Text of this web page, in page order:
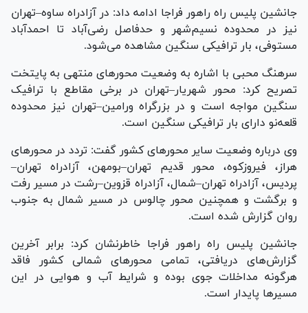
جانشین پلیس راه راهور فراجا ادامه داد: در آزادراه ساوه–تهران
نیز در محدوده نسیم‌شهر و حدفاصل رضی‌آباد تا احمدآباد
مستوفی، بار ترافیکی سنگین مشاهده می‌شود.
سرهنگ محبی با اشاره به وضعیت محور‌های منتهی به پایتخت
تصریح کرد: محور شهریار–تهران در برخی مقاطع با ترافیک
سنگین مواجه است و در بزرگراه ورامین–تهران نیز محدوده
قلعه‌نو دارای بار ترافیکی سنگین است.
وی درباره وضعیت سایر محور‌های کشور گفت: تردد در محور‌های
هراز، فیروزکوه، محور قدیم تهران–بومهن، آزادراه تهران–
پردیس، آزادراه تهران–شمال، آزادراه قزوین–رشت در مسیر رفت
و برگشت و همچنین محور چالوس در مسیر شمال به جنوب
روان گزارش شده است.
جانشین پلیس راه راهور فراجا خاطرنشان کرد: برابر آخرین
گزارش‌های دریافتی، تمامی محور‌های شمالی کشور فاقد
هرگونه مداخلات جوی بوده و شرایط آب و هوایی در این
مسیر‌ها پایدار است.